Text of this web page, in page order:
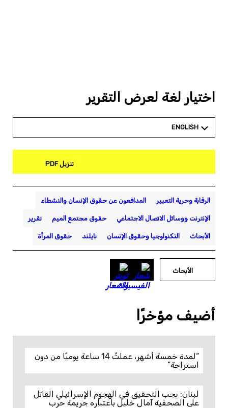
اختيار لغة لعرض التقرير
ENGLISH
تنزيل PDF
الرقابة وحرية التعبير المدافعون عن حقوق الإنسان والنشطاء
الإنترنت ووسائل الاتصال الاجتماعي حقوق مجتمع الميم تقرير
الأبحاث التكنولوجيا وحقوق الإنسان تايلند حقوق المرأة
الأبحاث
أضيف مؤخرًا
“لمدة خمسة أشهر، عملتُ 14 ساعة يوميًا من دون
استراحة”
لبنان: يجب التحقيق في الهجوم الإسرائيلي القاتل
على الصحفية آمال خليل باعتباره جريمة حرب